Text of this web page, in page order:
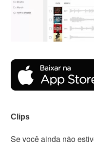
Clips
Se você ainda não